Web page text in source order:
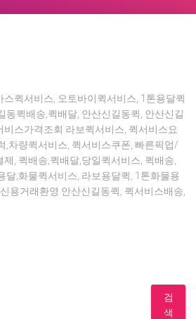
퀵서비스, 오토바이퀵서비스, 1톤용달퀵
동퀵배송,퀵배달, 안산신길동퀵, 안산신길
스가격조회 라보퀵서비스, 퀵서비스요
,차량퀵서비스, 퀵서비스쿠폰, 빠른픽업/
, 퀵배송,퀵배달,당일퀵서비스, 퀵배송,
달,화물퀵서비스, 라보용달퀵, 1톤화물용
용거래환영 안산신길동퀵, 퀵서비스배송,
검
색